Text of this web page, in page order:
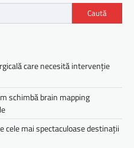
Caută
care necesită intervenție
schimbă brain mapping
cele mai spectaculoase destinații